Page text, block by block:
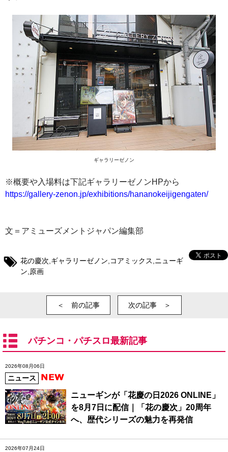
ギャラリーゼノン
※概要や入場料は下記ギャラリーゼノンHPから
https://gallery-zenon.jp/exhibitions/hananokeijigengaten/
文＝アミューズメントジャパン編集部
花の慶次,ギャラリーゼノン,コアミックス,ニューギ
ン,原画
＜ 前の記事 次の記事 ＞
パチンコ・パチスロ最新記事
2026年08月06日
ニュース
ニューギンが「花慶の日2026 ONLINE」
を8月7日に配信｜「花の慶次」20周年
へ、歴代シリーズの魅力を再発信
2026年07月24日